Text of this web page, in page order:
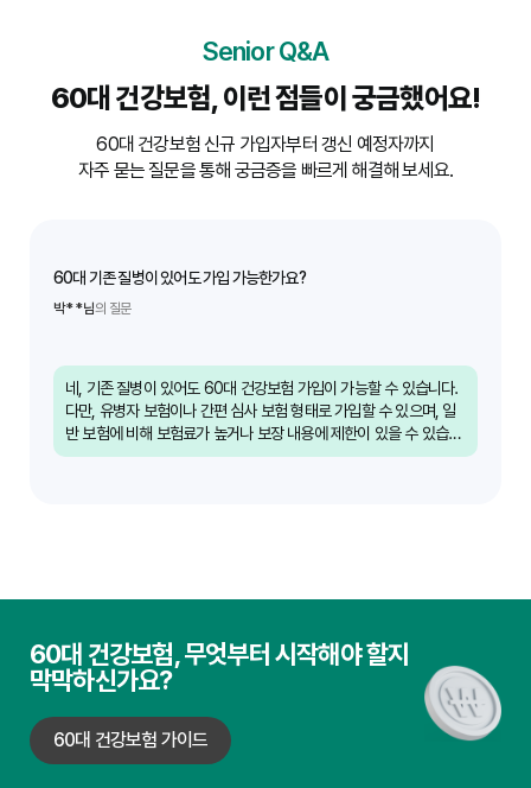
Senior Q&A
60대 건강보험, 이런 점들이 궁금했어요!
60대 건강보험 신규 가입자부터 갱신 예정자까지
자주 묻는 질문을 통해 궁금증을 빠르게 해결해 보세요.
60대 기존 질병이 있어도 가입 가능한가요?
박**님의 질문
네, 기존 질병이 있어도 60대 건강보험 가입이 가능할 수 있습니다.
다만, 유병자 보험이나 간편 심사 보험 형태로 가입할 수 있으며, 일
반 보험에 비해 보험료가 높거나 보장 내용에 제한이 있을 수 있습니
다. 가입 전 반드시 전문가와 상담하여 본인에게 맞는 상품을 찾아야
60대 건강보험, 무엇부터 시작해야 할지
막막하신가요?
60대 건강보험 가이드